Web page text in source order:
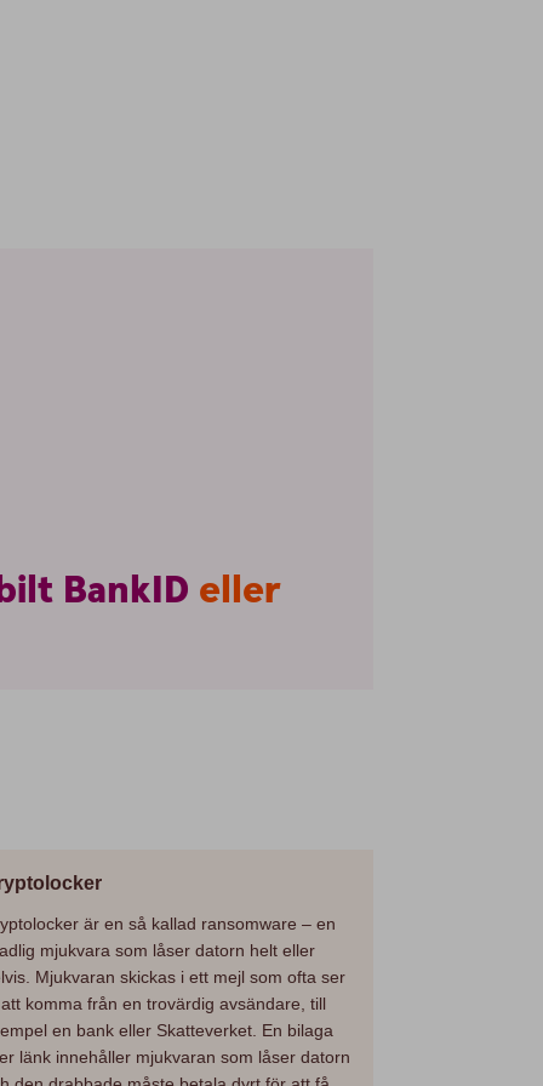
BankID eller
är en så kallad ransomware – en
mjukvara som låser datorn helt eller
Mjukvaran skickas i ett mejl som ofta ser
komma från en trovärdig avsändare, till
en bank eller Skatteverket. En bilaga
länk innehåller mjukvaran som låser datorn